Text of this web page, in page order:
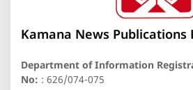
Kamana News Publications
Department of Information
No: : 626/074-075